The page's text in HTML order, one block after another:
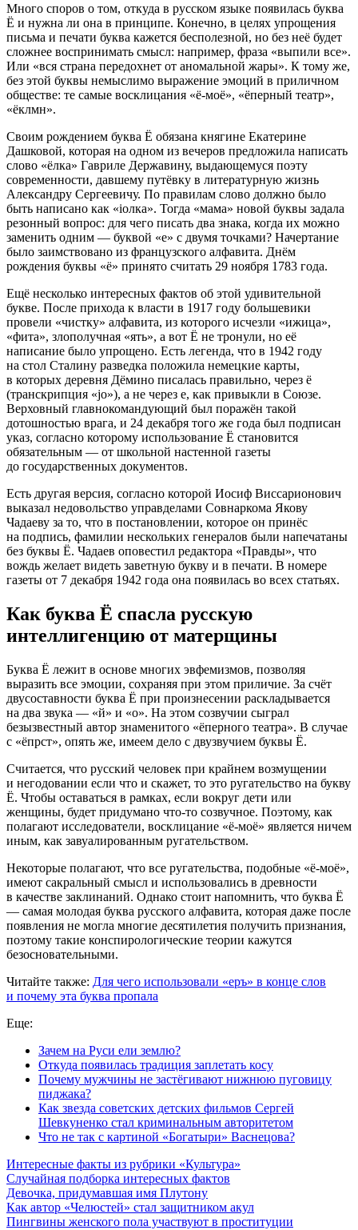
Много споров о том, откуда в русском языке появилась буква
Ё и нужна ли она в принципе. Конечно, в целях упрощения
письма и печати буква кажется бесполезной, но без неё будет
сложнее воспринимать смысл: например, фраза «выпили все».
Или «вся страна передохнет от аномальной жары». К тому же,
без этой буквы немыслимо выражение эмоций в приличном
обществе: те самые восклицания «ё-моё», «ёперный театр»,
«ёклмн».
Своим рождением буква Ё обязана княгине Екатерине
Дашковой, которая на одном из вечеров предложила написать
слово «ёлка» Гавриле Державину, выдающемуся поэту
современности, давшему путёвку в литературную жизнь
Александру Сергеевичу. По правилам слово должно было
быть написано как «iолка». Тогда «мама» новой буквы задала
резонный вопрос: для чего писать два знака, когда их можно
заменить одним — буквой «е» с двумя точками? Начертание
было заимствовано из французского алфавита. Днём
рождения буквы «ё» принято считать 29 ноября 1783 года.
Ещё несколько интересных фактов об этой удивительной
букве. После прихода к власти в 1917 году большевики
провели «чистку» алфавита, из которого исчезли «ижица»,
«фита», злополучная «ять», а вот Ё не тронули, но её
написание было упрощено. Есть легенда, что в 1942 году
на стол Сталину разведка положила немецкие карты,
в которых деревня Дёмино писалась правильно, через ё
(транскрипция «jo»), а не через е, как привыкли в Союзе.
Верховный главнокомандующий был поражён такой
дотошностью врага, и 24 декабря того же года был подписан
указ, согласно которому использование Ё становится
обязательным — от школьной настенной газеты
до государственных документов.
Есть другая версия, согласно которой Иосиф Виссарионович
выказал недовольство управделами Совнаркома Якову
Чадаеву за то, что в постановлении, которое он принёс
на подпись, фамилии нескольких генералов были напечатаны
без буквы Ё. Чадаев оповестил редактора «Правды», что
вождь желает видеть заветную букву и в печати. В номере
газеты от 7 декабря 1942 года она появилась во всех статьях.
Как буква Ё спасла русскую
интеллигенцию от матерщины
Буква Ё лежит в основе многих эвфемизмов, позволяя
выразить все эмоции, сохраняя при этом приличие. За счёт
двусоставности буква Ё при произнесении раскладывается
на два звука — «й» и «о». На этом созвучии сыграл
безызвестный автор знаменитого «ёперного театра». В случае
с «ёпрст», опять же, имеем дело с двузвучием буквы Ё.
Считается, что русский человек при крайнем возмущении
и негодовании если что и скажет, то это ругательство на букву
Ё. Чтобы оставаться в рамках, если вокруг дети или
женщины, будет придумано что-то созвучное. Поэтому, как
полагают исследователи, восклицание «ё-моё» является ничем
иным, как завуалированным ругательством.
Некоторые полагают, что все ругательства, подобные «ё-моё»,
имеют сакральный смысл и использовались в древности
в качестве заклинаний. Однако стоит напомнить, что буква Ё
— самая молодая буква русского алфавита, которая даже после
появления не могла многие десятилетия получить признания,
поэтому такие конспирологические теории кажутся
безосновательными.
Читайте также: Для чего использовали «еръ» в конце слов
и почему эта буква пропала
Еще:
Зачем на Руси ели землю?
Откуда появилась традиция заплетать косу
Почему мужчины не застёгивают нижнюю пуговицу
пиджака?
Как звезда советских детских фильмов Сергей
Шевкуненко стал криминальным авторитетом
Что не так с картиной «Богатыри» Васнецова?
Интересные факты из рубрики «Культура»
Случайная подборка интересных фактов
Девочка, придумавшая имя Плутону
Как автор «Челюстей» стал защитником акул
Пингвины женского пола участвуют в проституции